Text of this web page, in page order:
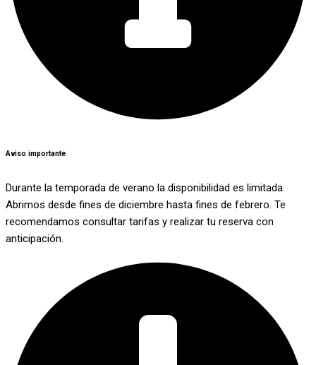
Aviso importante
Durante la temporada de verano la disponibilidad es limitada.
Abrimos desde fines de diciembre hasta fines de febrero. Te
recomendamos consultar tarifas y realizar tu reserva con
anticipación.